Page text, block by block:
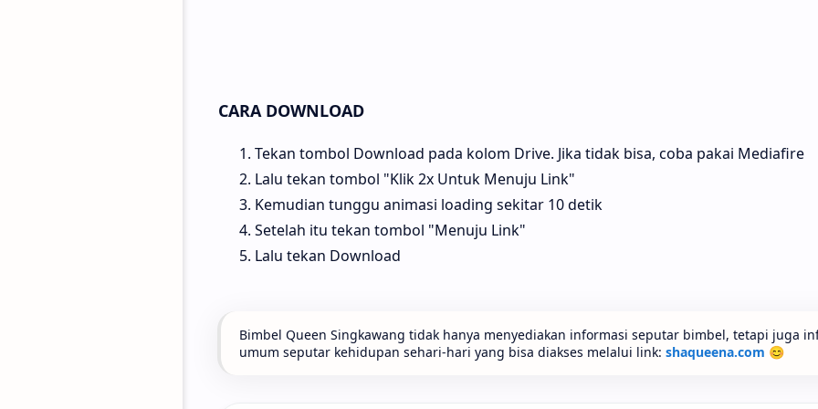
CARA DOWNLOAD
Tekan tombol Download pada kolom Drive. Jika tidak bisa, coba pakai Mediafire
Lalu tekan tombol "Klik 2x Untuk Menuju Link"
Kemudian tunggu animasi loading sekitar 10 detik
Setelah itu tekan tombol "Menuju Link"
Lalu tekan Download
Bimbel Queen Singkawang tidak hanya menyediakan informasi seputar bimbel, tetapi juga
umum seputar kehidupan sehari-hari yang bisa diakses melalui link: shaqueena.com 😊